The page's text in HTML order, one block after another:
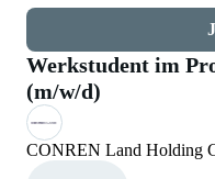
Werkstudent im
(m/w/d)
CONREN Land Holding